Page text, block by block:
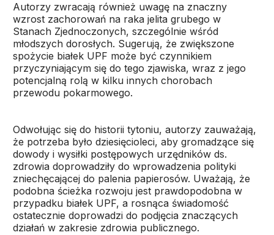
Autorzy zwracają również uwagę na znaczny
wzrost zachorowań na raka jelita grubego w
Stanach Zjednoczonych, szczególnie wśród
młodszych dorosłych. Sugerują, że zwiększone
spożycie białek UPF może być czynnikiem
przyczyniającym się do tego zjawiska, wraz z jego
potencjalną rolą w kilku innych chorobach
przewodu pokarmowego.
Odwołując się do historii tytoniu, autorzy zauważają,
że potrzeba było dziesięcioleci, aby gromadzące się
dowody i wysiłki postępowych urzędników ds.
zdrowia doprowadziły do wprowadzenia polityki
zniechęcającej do palenia papierosów. Uważają, że
podobna ścieżka rozwoju jest prawdopodobna w
przypadku białek UPF, a rosnąca świadomość
ostatecznie doprowadzi do podjęcia znaczących
działań w zakresie zdrowia publicznego.